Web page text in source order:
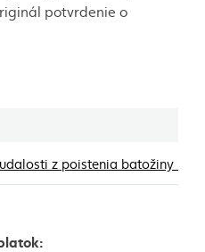
potvrdenie o
z poistenia batožiny –